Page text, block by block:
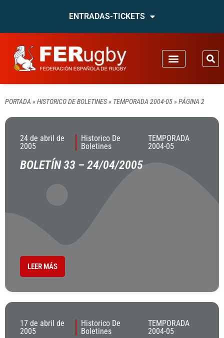
ENTRADAS-TICKETS
PORTADA » HISTORICO DE BOLETINES» TEMPORADA 2004-05» PÁGINA 2
24 de abril de
2005
Historico De
Boletines
TEMPORADA
2004-05
BOLETÍN 33 – 24/04/2005
LEER MÁS
17 de abril de
2005
Historico De
Boletines
TEMPORADA
2004-05